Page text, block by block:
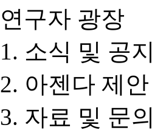
연구자 광장
소식 및 공지
아젠다 제안
자료 및 문의